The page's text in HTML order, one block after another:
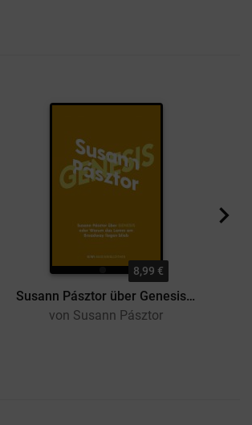
8,99 €
Susann Pásztor über Genesis oder Warum das Lamm am Broadway liegen blieb
von Susann Pásztor